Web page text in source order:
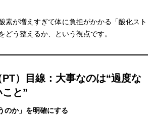
素が増えすぎて体に負担がかかる「酸化スト
どう整えるか、という視点です。
）目線：大事なのは“過度な
と”
のか」を明確にする